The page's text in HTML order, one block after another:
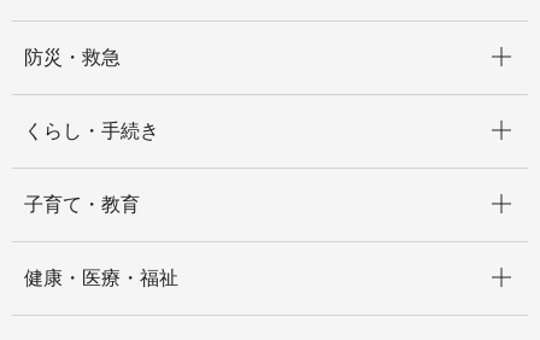
防災・救急
くらし・手続き
子育て・教育
健康・医療・福祉